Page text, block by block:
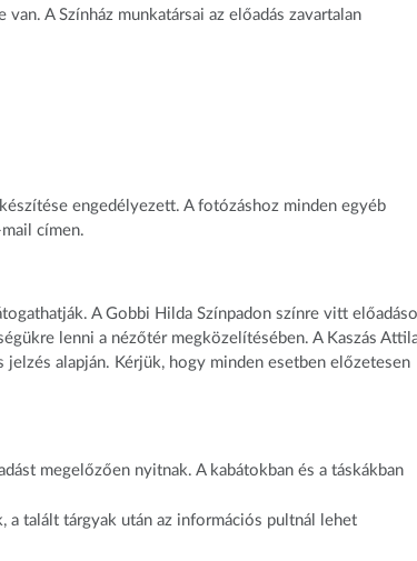
A Színház munkatársai az előadás zavartalan
engedélyezett. A fotózáshoz minden egyéb
címen.
A Gobbi Hilda Színpadon színre vitt
lenni a nézőtér megközelítésében. A Kaszás
alapján. Kérjük, hogy minden esetben előzetesen
megelőzően nyitnak. A kabátokban és a táskákban
talált tárgyak után az információs pultnál lehet